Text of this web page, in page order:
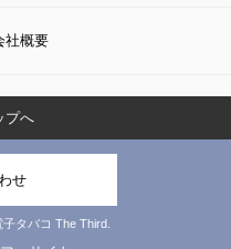
社概要
プへ
せ
タバコ The Third.